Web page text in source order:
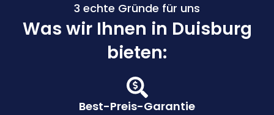
3 echte Gründe für uns
Was wir Ihnen in Duisburg
bieten:
Best-Preis-Garantie